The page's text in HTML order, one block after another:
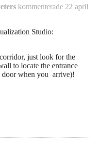
kommenterade 22 april
Studio:
just look for the
to locate the entrance
door when you arrive)!